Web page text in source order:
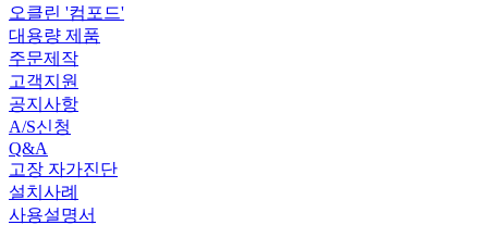
오클린 '컴포드'
대용량 제품
주문제작
고객지원
공지사항
A/S신청
Q&A
고장 자가진단
설치사례
사용설명서